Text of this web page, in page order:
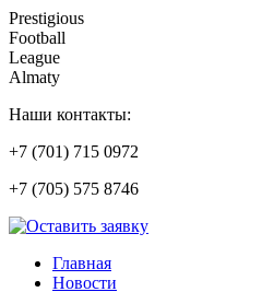
Prestigious
Football
League
Almaty
Наши контакты:
+7 (701) 715 0972
+7 (705) 575 8746
Главная
Новости